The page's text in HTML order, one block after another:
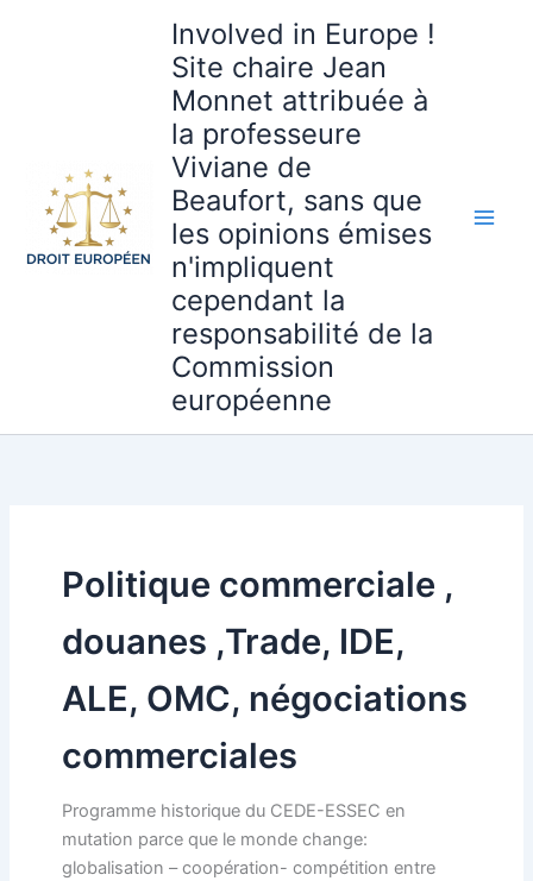
Involved in Europe !
Site chaire Jean
Monnet attribuée à
la professeure
Viviane de
Beaufort, sans que
les opinions émises
n'impliquent
cependant la
responsabilité de la
Commission
européenne
Politique commerciale ,
douanes ,Trade, IDE,
ALE, OMC, négociations
commerciales
Programme historique du CEDE-ESSEC en
mutation parce que le monde change:
globalisation – coopération- compétition entre